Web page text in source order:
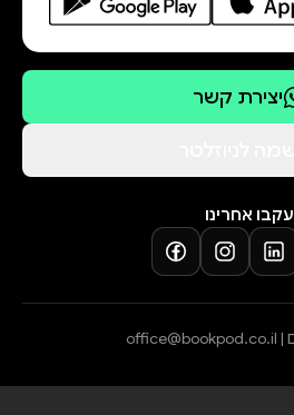
יצירת קשר
עקבו אחרינו
office@bookpod.co.il